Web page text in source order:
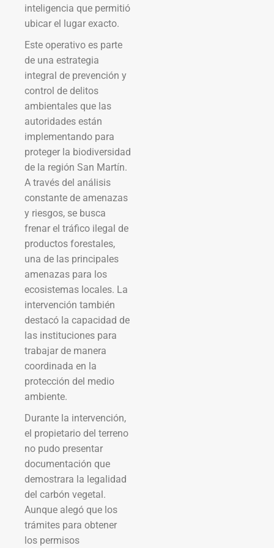
inteligencia que permitió
ubicar el lugar exacto.
Este operativo es parte
de una estrategia
integral de prevención y
control de delitos
ambientales que las
autoridades están
implementando para
proteger la biodiversidad
de la región San Martín.
A través del análisis
constante de amenazas
y riesgos, se busca
frenar el tráfico ilegal de
productos forestales,
una de las principales
amenazas para los
ecosistemas locales. La
intervención también
destacó la capacidad de
las instituciones para
trabajar de manera
coordinada en la
protección del medio
ambiente.
Durante la intervención,
el propietario del terreno
no pudo presentar
documentación que
demostrara la legalidad
del carbón vegetal.
Aunque alegó que los
trámites para obtener
los permisos